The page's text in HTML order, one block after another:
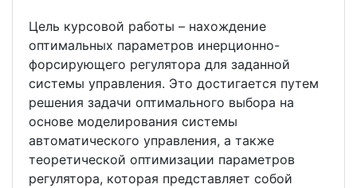
Цель курсовой работы – нахождение
оптимальных параметров инерционно-
форсирующего регулятора для заданной
системы управления. Это достигается путем
решения задачи оптимального выбора на
основе моделирования системы
автоматического управления, а также
теоретической оптимизации параметров
регулятора, которая представляет собой